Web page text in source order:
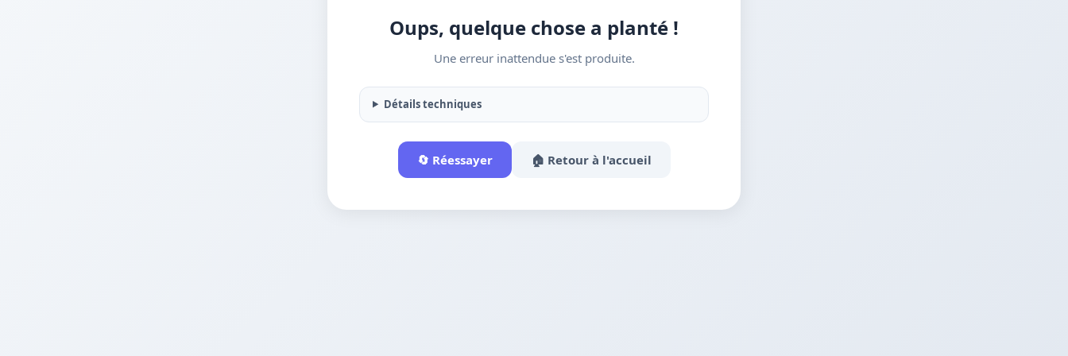
Oups, quelque chose a planté !
Une erreur inattendue s'est produite.
Détails techniques
🔄 Réessayer 🏠 Retour à l'accueil